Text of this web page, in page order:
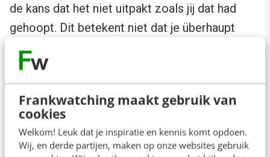
Frankwatching maakt gebruik van
cookies
Welkom! Leuk dat je inspiratie en kennis komt opdoen.
Wij, en derde partijen, maken op onze websites gebruik
de kans dat het niet uitpakt zoals jij dat had
gehoopt. Dit betekent niet dat je überhaupt
onder je werknemers ziet, maar het kan minder
dan verwacht zijn. Leer hiervan, maak de
volgende keer andere keuzes en neem je
strategie nog eens extra door.